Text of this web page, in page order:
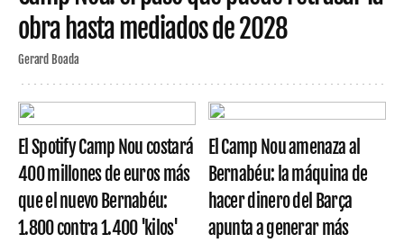
obra hasta mediados de 2028
Gerard Boada
El Spotify Camp Nou costará
400 millones de euros más
que el nuevo Bernabéu:
1.800 contra 1.400 'kilos'
El Camp Nou amenaza al
Bernabéu: la máquina de
hacer dinero del Barça
apunta a generar más